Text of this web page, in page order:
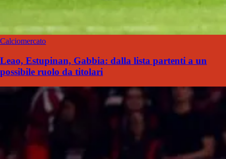
Calciomercato
Leao, Estupinan, Gabbia: dalla lista partenti a un
possibile ruolo da titolari